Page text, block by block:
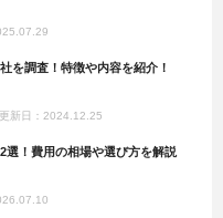
を調査！特徴や内容を紹介！
新日：2024.12.25
選！費用の相場や選び方を解説